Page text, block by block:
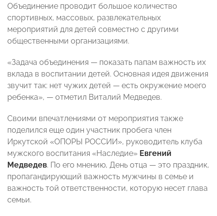
Объединение проводит большое количество
спортивных, массовых, развлекательных
мероприятий для детей совместно с другими
общественными организациями.
«Задача объединения — показать папам важность их
вклада в воспитании детей. Основная идея движения
звучит так: нет чужих детей — есть окружение моего
ребенка», — отметил Виталий Медведев.
Своими впечатлениями от мероприятия также
поделился еще один участник пробега член
Иркутской «ОПОРЫ РОССИИ», руководитель клуба
мужского воспитания «Наследие» Евгений
Медведев. По его мнению, День отца — это праздник,
пропагандирующий важность мужчины в семье и
важность той ответственности, которую несет глава
семьи.